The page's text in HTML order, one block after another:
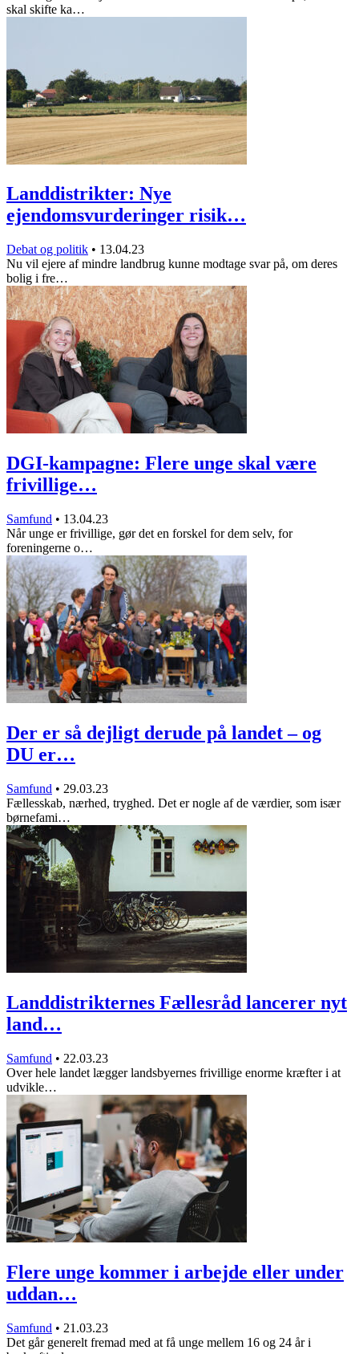
skal skifte ka…
Landdistrikter: Nye
ejendomsvurderinger risik…
Debat og politik • 13.04.23
Nu vil ejere af mindre landbrug kunne modtage svar på, om deres
bolig i fre…
DGI-kampagne: Flere unge skal være
frivillige…
Samfund • 13.04.23
Når unge er frivillige, gør det en forskel for dem selv, for
foreningerne o…
Der er så dejligt derude på landet – og
DU er…
Samfund • 29.03.23
Fællesskab, nærhed, tryghed. Det er nogle af de værdier, som især
børnefami…
Landdistrikternes Fællesråd lancerer nyt
land…
Samfund • 22.03.23
Over hele landet lægger landsbyernes frivillige enorme kræfter i at
udvikle…
Flere unge kommer i arbejde eller under
uddan…
Samfund • 21.03.23
Det går generelt fremad med at få unge mellem 16 og 24 år i